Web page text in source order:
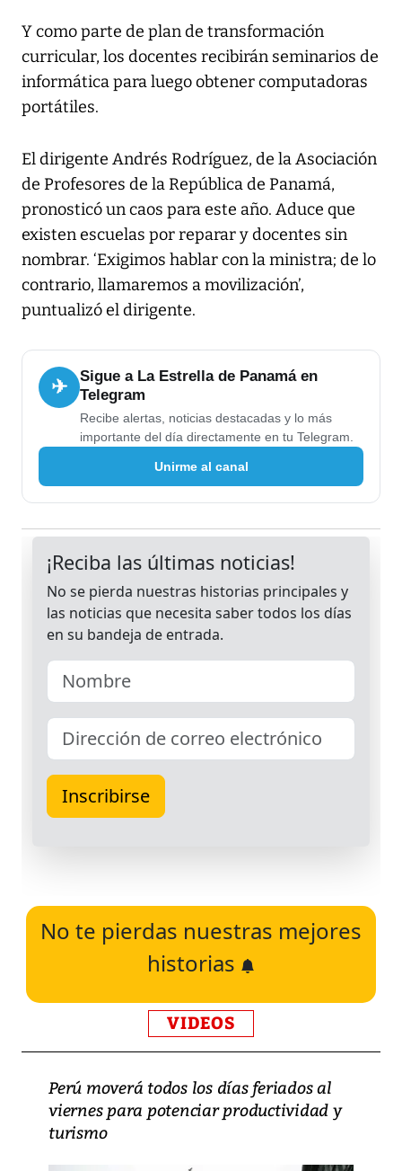
Y como parte de plan de transformación
curricular, los docentes recibirán seminarios de
informática para luego obtener computadoras
portátiles.
El dirigente Andrés Rodríguez, de la Asociación
de Profesores de la República de Panamá,
pronosticó un caos para este año. Aduce que
existen escuelas por reparar y docentes sin
nombrar. ‘Exigimos hablar con la ministra; de lo
contrario, llamaremos a movilización’,
puntualizó el dirigente.
✈
Sigue a La Estrella de Panamá en
Telegram
Recibe alertas, noticias destacadas y lo más
importante del día directamente en tu Telegram.
Unirme al canal
No te pierdas nuestras mejores
historias
VIDEOS
Perú moverá todos los días feriados al
viernes para potenciar productividad y
turismo